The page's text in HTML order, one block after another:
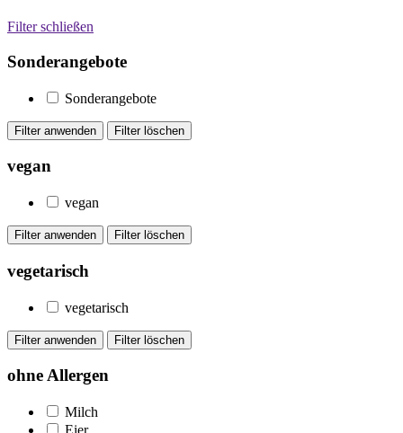
Filter schließen
Sonderangebote
Sonderangebote
vegan
vegan
vegetarisch
vegetarisch
ohne Allergen
Milch
Eier